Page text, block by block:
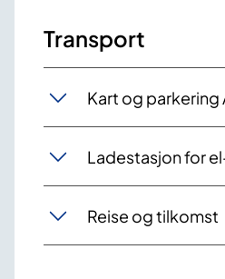
Transport
Kart og parkering
Ladestasjon for
Reise og tilkomst